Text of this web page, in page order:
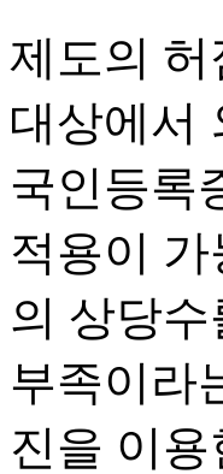
제도의
대상에서
국인등록
적용이
의 상당
부족이라
진을 이